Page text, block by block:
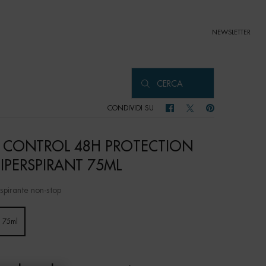
NEWSLETTER
CERCA
CONDIVIDI SU CONDIVIDI SU FACEBOOK
CONDIVIDI SU TWITTER
CONDIVIDI SU
CONTROL 48H PROTECTION
75ML
non-stop
75ml
1 of 1